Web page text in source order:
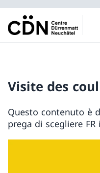
Visite des
Questo contenuto è
prega di scegliere